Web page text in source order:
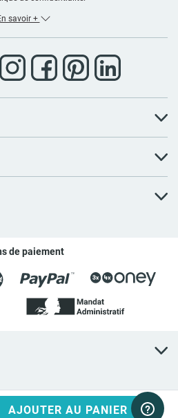
AJOUTER AU PANIER
savoir +
de paiement